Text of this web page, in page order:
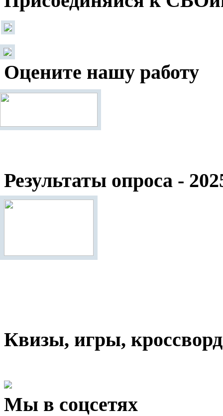
Оцените нашу работу
Результаты опроса -
Квизы, игры,
Мы в соцсетях